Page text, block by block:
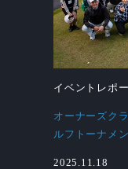
イベントレポ
オーナーズク
ルフトーナメ
2025.11.18